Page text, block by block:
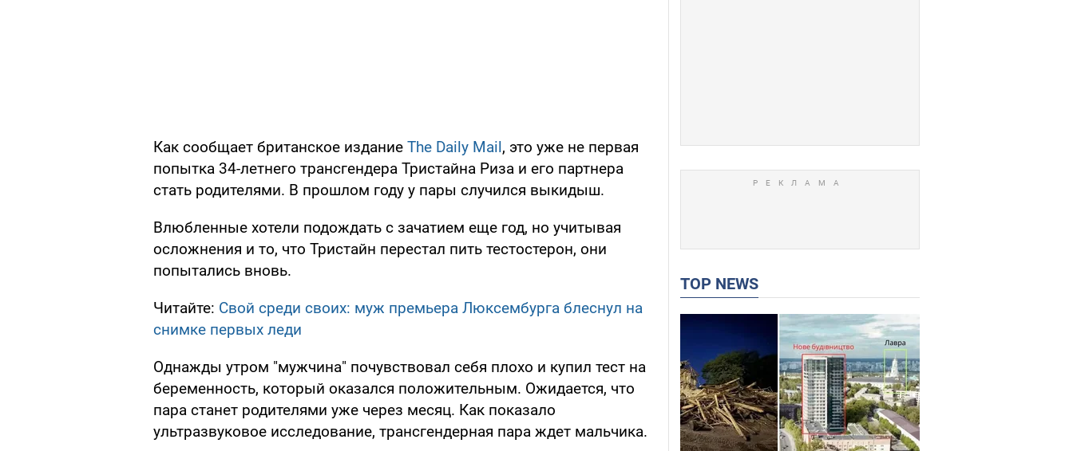
Как сообщает британское издание The Daily Mail, это уже не первая
попытка 34-летнего трансгендера Тристайна Риза и его партнера
стать родителями. В прошлом году у пары случился выкидыш.
Влюбленные хотели подождать с зачатием еще год, но учитывая
осложнения и то, что Тристайн перестал пить тестостерон, они
попытались вновь.
Читайте: Свой среди своих: муж премьера Люксембурга блеснул на
снимке первых леди
Однажды утром "мужчина" почувствовал себя плохо и купил тест на
беременность, который оказался положительным. Ожидается, что
пара станет родителями уже через месяц. Как показало
ультразвуковое исследование, трансгендерная пара ждет мальчика.
TOP NEWS